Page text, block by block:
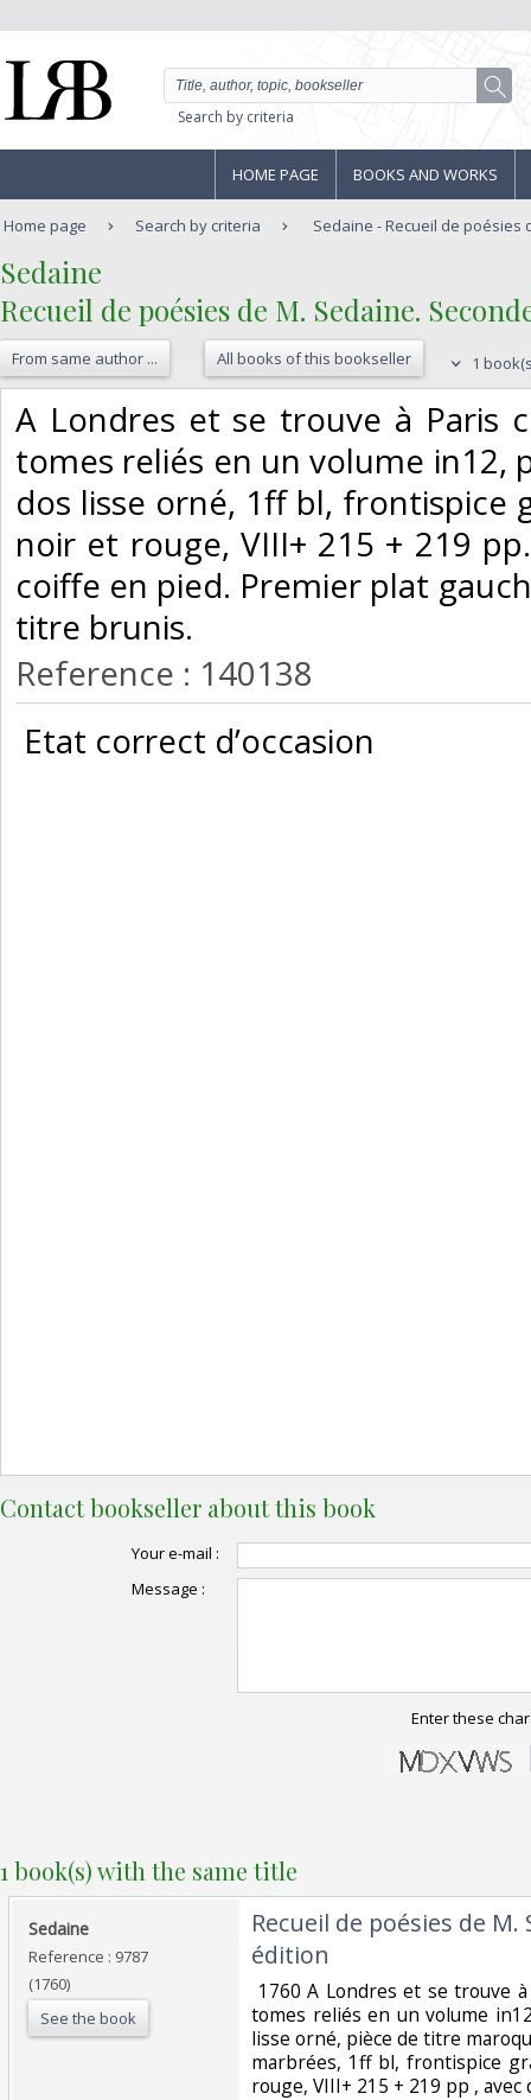
Search by criteria
HOME PAGE BOOKS AND WORKS
Home page Search by criteria Sedaine - Recueil de poésies
‎Sedaine‎
‎Recueil de poésies de M. Sedaine.
From same author ... All books of this bookseller 1
‎A Londres et se trouve à Paris
tomes reliés en un volume in12,
dos lisse orné, 1ff bl, frontispice
noir et rouge, VIII+ 215 + 219
coiffe en pied. Premier plat
titre brunis.‎
Reference : 140138
‎ Etat correct d’occasion ‎
Contact bookseller about this book
Your e-mail :
Message :
Enter these
1 book(s) with the same title
‎Sedaine ‎
Reference : 9787
(1760)
See the book
‎Recueil de poésies de M.
édition‎
1760 A Londres et se trouve
tomes reliés en un volume
lisse orné, pièce de titre
marbrées, 1ff bl, frontispice
rouge, VIII+ 215 + 219 pp ,